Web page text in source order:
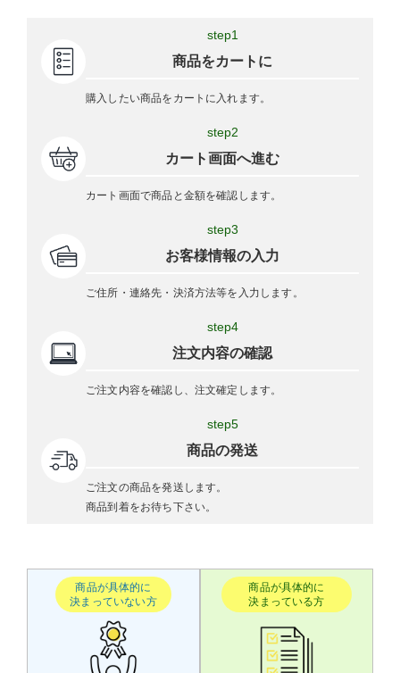
step1
商品をカートに
購入したい商品をカートに入れます。
step2
カート画面へ進む
カート画面で商品と金額を確認します。
step3
お客様情報の入力
ご住所・連絡先・決済方法等を入力します。
step4
注文内容の確認
ご注文内容を確認し、注文確定します。
step5
商品の発送
ご注文の商品を発送します。
商品到着をお待ち下さい。
商品が具体的に
決まっていない方
商品が具体的に
決まっている方